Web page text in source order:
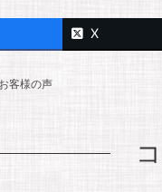
X
お客様の声